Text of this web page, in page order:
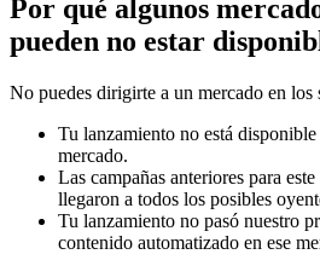
Por qué algunos
pueden no estar
No puedes dirigirte a un mercado en los
Tu lanzamiento no está disponible
mercado.
Las campañas anteriores para
llegaron a todos los posibles
Tu lanzamiento no pasó nuestro
contenido automatizado en ese